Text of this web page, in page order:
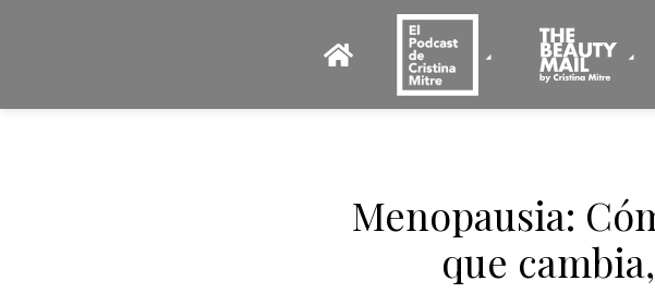
Menopausia:
que